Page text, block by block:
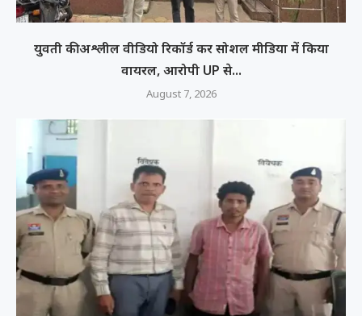
युवती की अश्लील वीडियो रिकॉर्ड कर सोशल मीडिया में किया
वायरल, आरोपी UP से...
August 7, 2026